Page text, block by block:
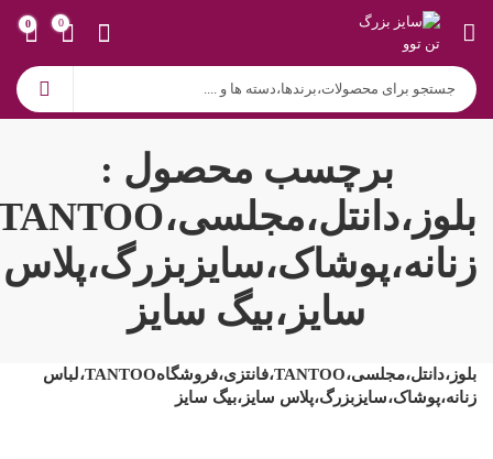
0
0
برچسب محصول :
زنانه،پوشاک،سایزبزرگ،پلاس
سایز،بیگ سایز
بلوز،دانتل،مجلسی،TANTOO،فانتزی،فروشگاهTANTOO،لباس
زنانه،پوشاک،سایزبزرگ،پلاس سایز،بیگ سایز